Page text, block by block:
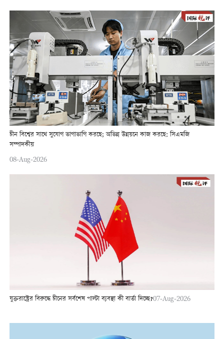
চীন বিশ্বের সাথে সুযোগ ভাগাভাগি করছে; অভিন্ন উন্নয়নে কাজ করছে: সিএমজি
সম্পাদকীয়
08-Aug-2026
যুক্তরাষ্ট্রের বিরুদ্ধে চীনের সর্বশেষ পাল্টা ব্যবস্থা কী বার্তা দিচ্ছে?07-Aug-2026